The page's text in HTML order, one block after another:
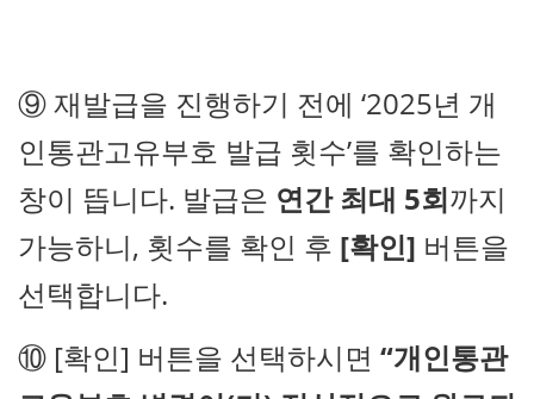
⑨ 재발급을 진행하기 전에 ‘2025년 개
인통관고유부호 발급 횟수’를 확인하는
창이 뜹니다. 발급은 연간 최대 5회까지
가능하니, 횟수를 확인 후 [확인] 버튼을
선택합니다.
⑩ [확인] 버튼을 선택하시면 “개인통관